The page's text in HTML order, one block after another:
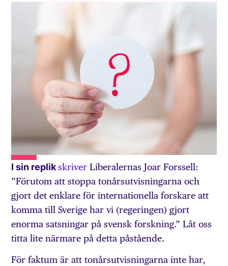
I sin replikskriver Liberalernas Joar Forssell:
”Förutom att stoppa tonårsutvisningarna och
gjort det enklare för internationella forskare att
komma till Sverige har vi (regeringen) gjort
enorma satsningar på svensk forskning.” Låt oss
titta lite närmare på detta påstående.
För faktum är att tonårsutvisningarna inte har,